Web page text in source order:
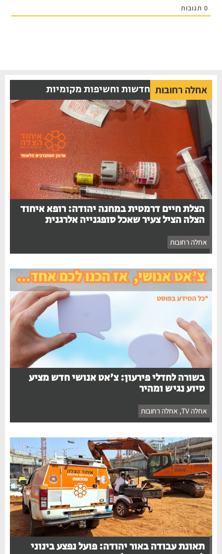
0תגובות
אחלה רחובות חדשות וחשיפות מקומיות
הצלת חיים דרמטית במחנה יהודה: רופא איחוד
הצלה הציל צעיר שאכל סופגנייה אלרגנית
אחלה רחובות
בשורה לחדלי פירעון: צ'אט אנושי חדש מציע
סיוע נגיש ומהיר
אחלה TV , אחלה רחובות
תאונת עבודה באור יהודה: פועל נפצע בינוני